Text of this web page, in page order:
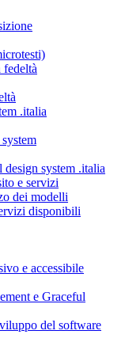
fedeltà
.italia
system .italia
e servizi
dei modelli
disponibili
e accessibile
e Graceful
del software